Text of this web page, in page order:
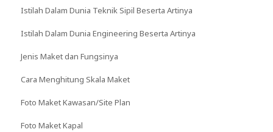
Istilah Dalam Dunia Teknik Sipil Beserta Artinya
Istilah Dalam Dunia Engineering Beserta Artinya
Jenis Maket dan Fungsinya
Cara Menghitung Skala Maket
Foto Maket Kawasan/Site Plan
Foto Maket Kapal